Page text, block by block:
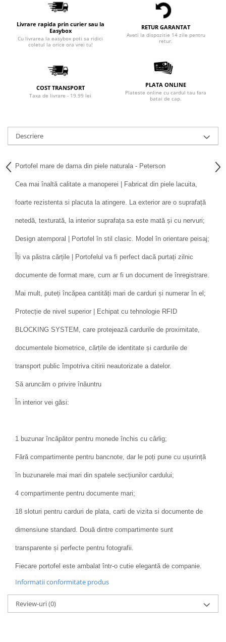
Livrare rapida prin curier sau la
Easybox
Cu livrarea la easybox poti sa ridici
coletul la orice ora vrei tu!
RETUR GARANTAT
Aveti la dispozitie 14 zile pentru
retur.
COST TRANSPORT
Taxa de livrare - 19.99 lei
PLATA ONLINE
Plateste online cu cardul tau fara
batai de cap.
Descriere
Portofel mare de dama din piele naturala - Peterson
Cea mai înaltă calitate a manoperei | Fabricat din piele lacuita,
foarte rezistenta si placuta la atingere. La exterior are o suprafață
netedă, texturată, la interior suprafața sa este mată și cu nervuri;
Design atemporal | Portofel în stil clasic. Model în orientare peisaj;
Îți va păstra cărțile | Portofelul va fi perfect dacă purtați zilnic
documente de format mare, cum ar fi un document de înregistrare.
Mai mult, puteți încăpea cantități mari de carduri și numerar în el;
Protecție de nivel superior | Echipat cu tehnologie RFID
BLOCKING SYSTEM, care protejează cardurile de proximitate,
documentele biometrice, cărțile de identitate și cardurile de
transport public împotriva citirii neautorizate a datelor.
Să aruncăm o privire înăuntru
În interior vei găsi:
1 buzunar încăpător pentru monede închis cu cârlig;
Fără compartimente pentru bancnote, dar le poți pune cu ușurință
în buzunarele mai mari din spatele secțiunilor cardului;
4 compartimente pentru documente mari;
18 sloturi pentru carduri de plata, carti de vizita si documente de
dimensiune standard. Două dintre compartimente sunt
transparente și perfecte pentru fotografii.
Fiecare portofel este ambalat într-o cutie elegantă de companie.
Informatii conformitate produs
Review-uri(0)